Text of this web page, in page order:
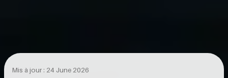
Mis à jour : 24 June 2026